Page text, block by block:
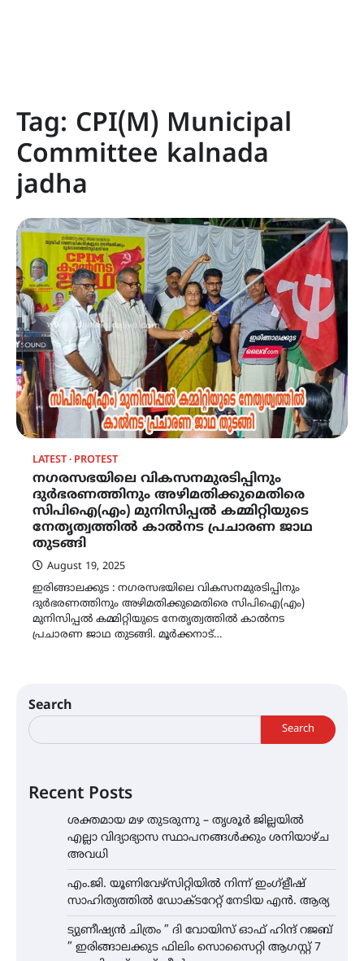
Tag: CPI(M) Municipal
Committee kalnada
jadha
LATEST PROTEST
നഗരസഭയിലെ വികസനമുരടിപ്പിനും
ദുർഭരണത്തിനും അഴിമതിക്കുമെതിരെ
സിപിഐ(എം) മുനിസിപ്പൽ കമ്മിറ്റിയുടെ
നേതൃത്വത്തിൽ കാൽനട പ്രചാരണ ജാഥ
തുടങ്ങി
August 19, 2025
ഇരിങ്ങാലക്കുട : നഗരസഭയിലെ വികസനമുരടിപ്പിനും
ദുർഭരണത്തിനും അഴിമതിക്കുമെതിരെ സിപിഐ(എം)
മുനിസിപ്പൽ കമ്മിറ്റിയുടെ നേതൃത്വത്തിൽ കാൽനട
പ്രചാരണ ജാഥ തുടങ്ങി. മൂർക്കനാട്…
Search
Search
Recent Posts
ശക്തമായ മഴ തുടരുന്നു – തൃശൂർ ജില്ലയിൽ
എല്ലാ വിദ്യാഭ്യാസ സ്ഥാപനങ്ങൾക്കും ശനിയാഴ്ച
അവധി
എം.ജി. യൂണിവേഴ്‌സിറ്റിയിൽ നിന്ന് ഇംഗ്ളീഷ്
സാഹിത്യത്തിൽ ഡോക്ടറേറ്റ് നേടിയ എൻ. ആര്യ
ട്യുണീഷ്യൻ ചിത്രം ” ദി വോയിസ് ഓഫ് ഹിന്ദ് റജബ്
” ഇരിങ്ങാലക്കുട ഫിലിം സൊസൈറ്റി ആഗസ്റ്റ് 7